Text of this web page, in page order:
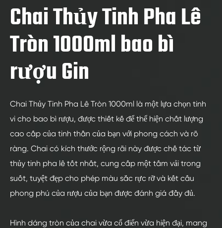
Chai Thủy Tinh Pha Lê
Tròn 1000ml bao bì
rượu Gin
Chai Thủy Tinh Pha Lê Tròn 1000ml là một lựa chọn tinh
vi cho bao bì rượu, được thiết kế để thể hiện chất lượng
cao cấp của tinh thần của bạn với phong cách và rõ
ràng. Chai có kích thước rộng rãi này được chế tác từ
thủy tinh pha lê tốt nhất, cung cấp một tấm vải trong
suốt, tuyệt đẹp cho phép màu sắc rực rỡ và kết cấu
phong phú của rượu của bạn được đánh giá đầy đủ.
Hình dáng tròn của chai vừa cổ điển vừa hiện đại, mang